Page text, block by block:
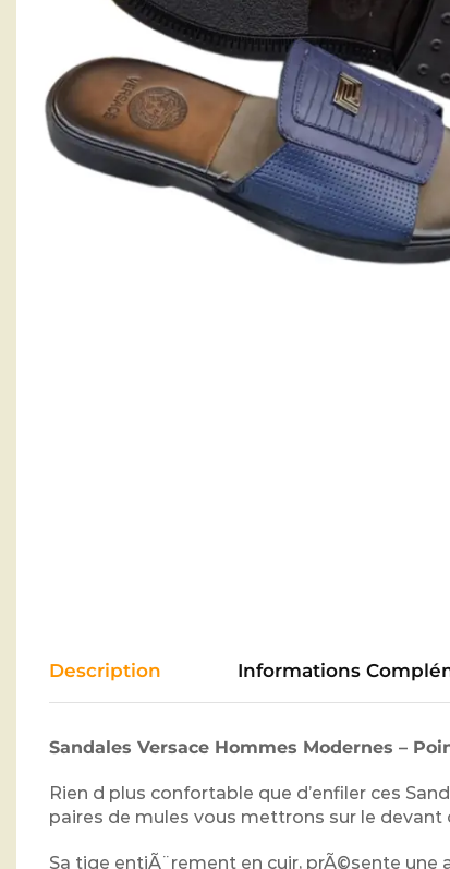
Description Informations
Sandales Versace Hommes Modernes –
Rien d plus confortable que d’enfiler ces
paires de mules vous mettrons sur le
Sa tige entiÃ¨rement en cuir, prÃ©sente